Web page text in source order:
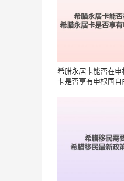
希腊永居卡能否在
卡是否享有申根国自